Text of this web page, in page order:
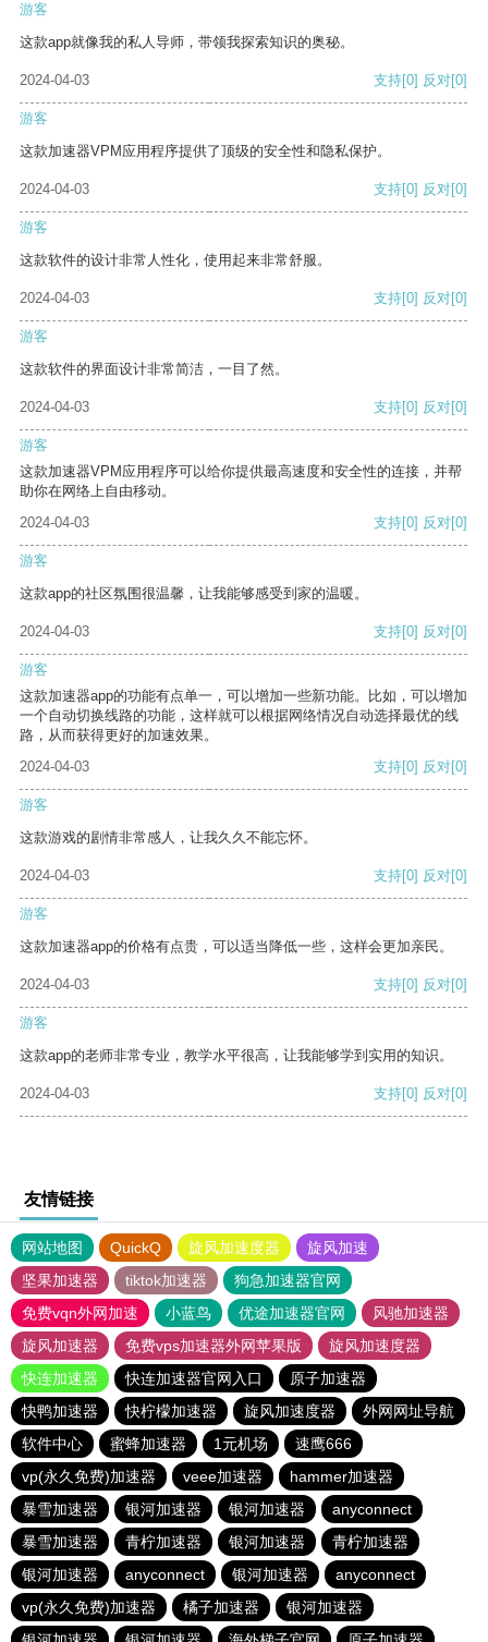
游客
这款app就像我的私人导师，带领我探索知识的奥秘。
2024-04-03 支持[0] 反对[0]
游客
这款加速器VPM应用程序提供了顶级的安全性和隐私保护。
2024-04-03 支持[0] 反对[0]
游客
这款软件的设计非常人性化，使用起来非常舒服。
2024-04-03 支持[0] 反对[0]
游客
这款软件的界面设计非常简洁，一目了然。
2024-04-03 支持[0] 反对[0]
游客
这款加速器VPM应用程序可以给你提供最高速度和安全性的连接，并帮
助你在网络上自由移动。
2024-04-03
支持[0] 反对[0]
游客
这款app的社区氛围很温馨，让我能够感受到家的温暖。
2024-04-03 支持[0] 反对[0]
游客
这款加速器app的功能有点单一，可以增加一些新功能。比如，可以增加
一个自动切换线路的功能，这样就可以根据网络情况自动选择最优的线
路，从而获得更好的加速效果。
2024-04-03
支持[0] 反对[0]
游客
这款游戏的剧情非常感人，让我久久不能忘怀。
2024-04-03 支持[0] 反对[0]
游客
这款加速器app的价格有点贵，可以适当降低一些，这样会更加亲民。
2024-04-03 支持[0] 反对[0]
游客
这款app的老师非常专业，教学水平很高，让我能够学到实用的知识。
2024-04-03 支持[0] 反对[0]
友情链接
网站地图 QuickQ 旋风加速度器
旋风加速
坚果加速器
tiktok加速器
狗急加速器官网
免费vqn外网加速
小蓝鸟 优途加速器官网
风驰加速器
旋风加速器
免费vps加速器外网苹果版
旋风加速度器
快连加速器
快连加速器官网入口
原子加速器
快鸭加速器
快柠檬加速器 旋风加速度器
外网网址导航
软件中心
蜜蜂加速器 1元机场
速鹰666
vp(永久免费)加速器
veee加速器
hammer加速器
暴雪加速器
银河加速器 银河加速器
anyconnect
暴雪加速器
青柠加速器 银河加速器
青柠加速器
银河加速器
anyconnect 银河加速器
anyconnect
vp(永久免费)加速器
橘子加速器
银河加速器